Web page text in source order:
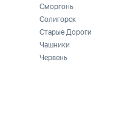
Сморгонь
Солигорск
Старые Дороги
Чашники
Червень